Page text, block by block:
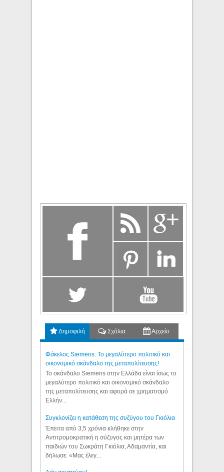
Δημοφιλή Σχόλια Αρχείο
Φάκελος Siemens: Το μεγαλύτερο πολιτικό και
οικονομικό σκάνδαλο της μεταπολίτευσης!
Το σκάνδαλο Siemens στην Ελλάδα είναι ίσως το
μεγαλύτερο πολιτικό και οικονομικό σκάνδαλο
της μεταπολίτευσης και αφορά σε χρηματισμό
Ελλήν...
Συγκλονίζει η κατάθεση της συζύγου του Γκιόλια
Έπειτα από 3,5 χρόνια κλήθηκε στην
Αντιτρομοκρατική η σύζυγος και μητέρα των
παιδιών του Σωκράτη Γκιόλια, Αδαμαντία, και
δήλωσε: «Μας έλεγ...